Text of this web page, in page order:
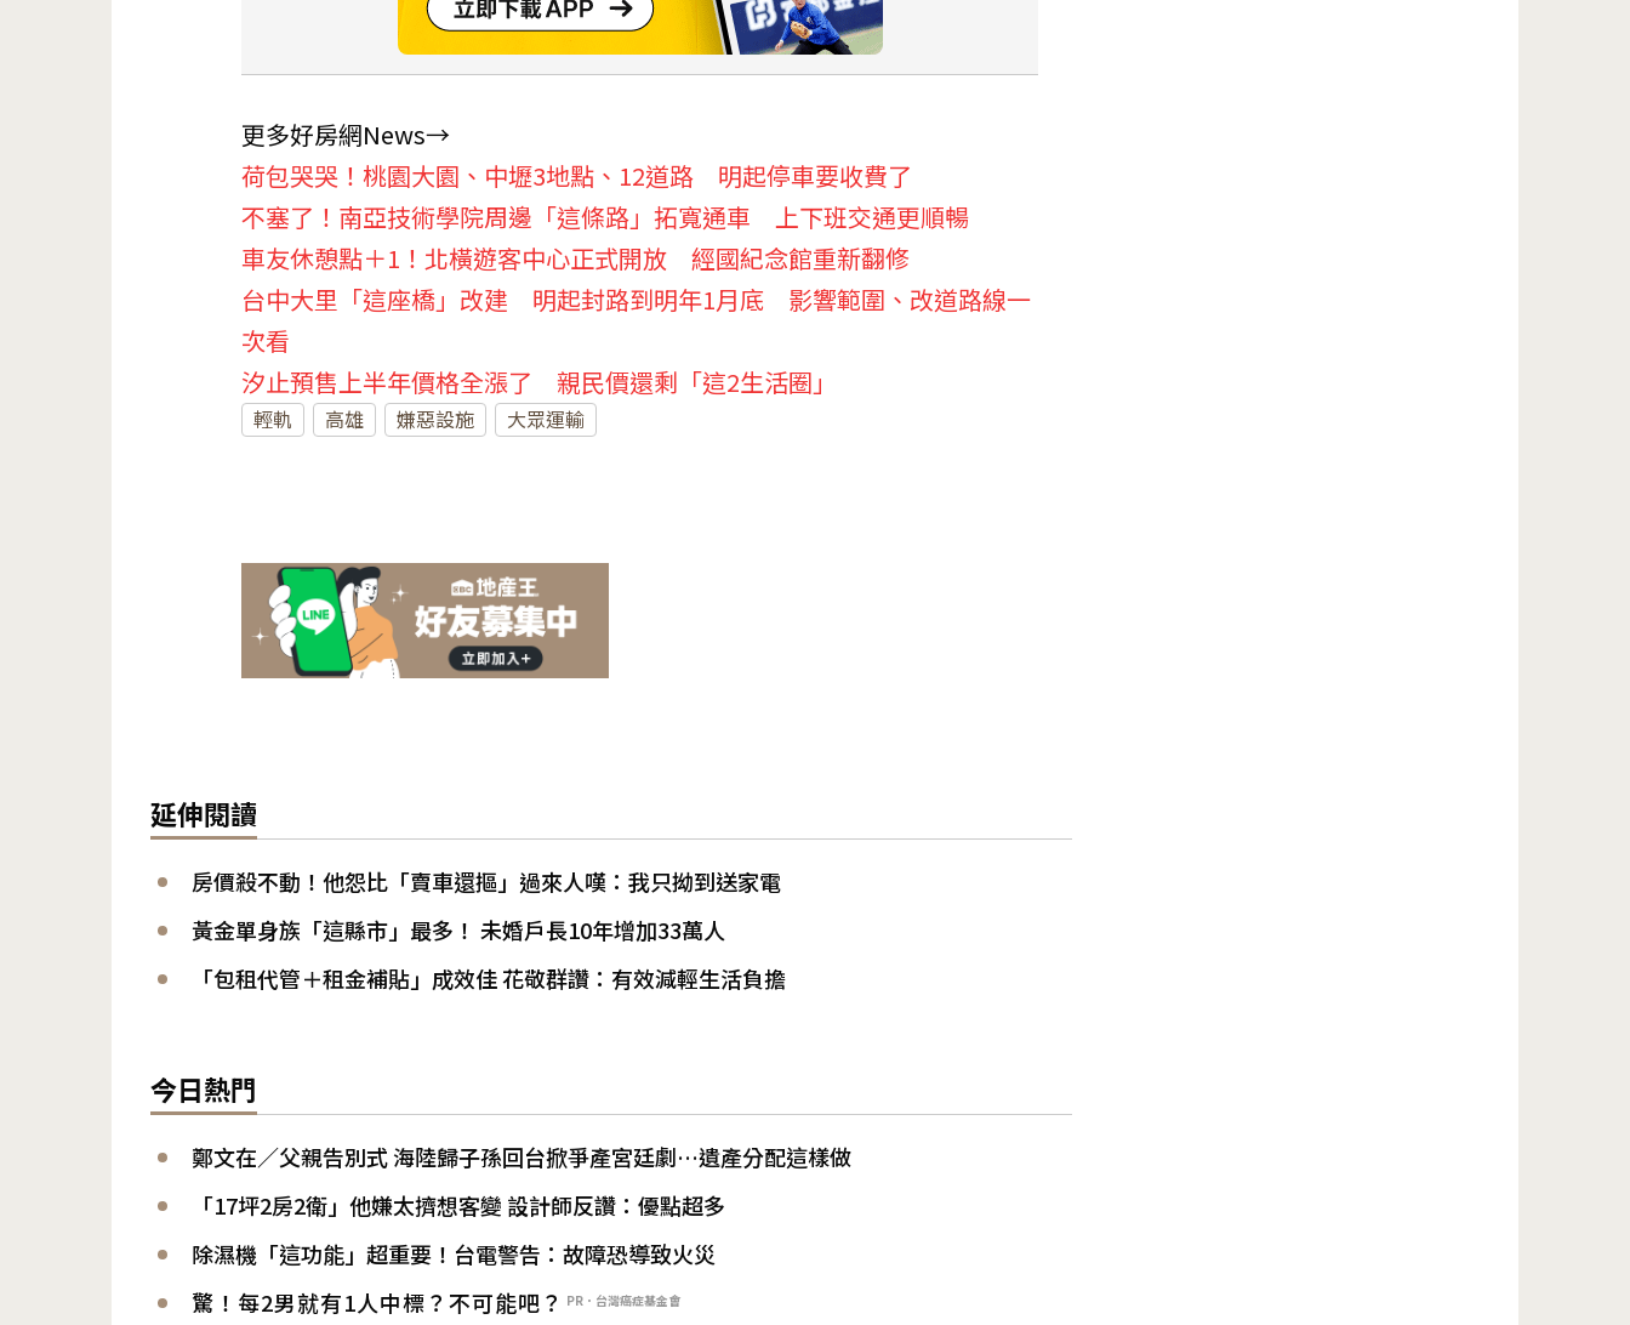
更多好房網News→
荷包哭哭！桃園大園、中壢3地點、12道路 明起停車要收費了
不塞了！南亞技術學院周邊「這條路」拓寬通車 上下班交通更順暢
車友休憩點＋1！北橫遊客中心正式開放 經國紀念館重新翻修
台中大里「這座橋」改建 明起封路到明年1月底 影響範圍、改道路線一
次看
汐止預售上半年價格全漲了 親民價還剩「這2生活圈」
輕軌 高雄 嫌惡設施 大眾運輸
延伸閱讀
房價殺不動！他怨比「賣車還摳」過來人嘆：我只拗到送家電
黃金單身族「這縣市」最多！ 未婚戶長10年增加33萬人
「包租代管＋租金補貼」成效佳 花敬群讚：有效減輕生活負擔
今日熱門
鄭文在／父親告別式 海陸歸子孫回台掀爭產宮廷劇…遺產分配這樣做
「17坪2房2衛」他嫌太擠想客變 設計師反讚：優點超多
除濕機「這功能」超重要！台電警告：故障恐導致火災
驚！每2男就有1人中標？不可能吧？ PR．台灣癌症基金會